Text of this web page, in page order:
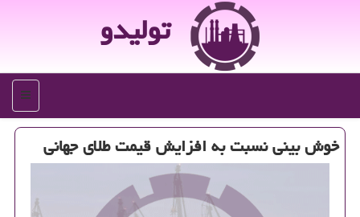
تولیدو
منو
خوش بینی نسبت به افزایش قیمت طلای جهانی